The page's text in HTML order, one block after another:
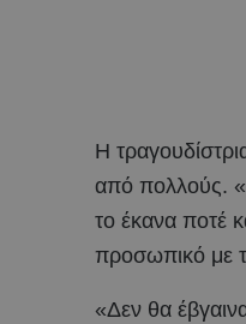
Η
από πολλούς.
το έκανα ποτέ
προσωπικό με
«Δεν θα